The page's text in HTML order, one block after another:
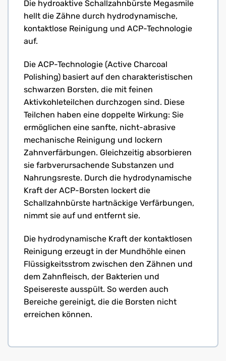
Die hydroaktive Schallzahnbürste Megasmile
hellt die Zähne durch hydrodynamische,
kontaktlose Reinigung und ACP-Technologie
auf.
Die ACP-Technologie (Active Charcoal
Polishing) basiert auf den charakteristischen
schwarzen Borsten, die mit feinen
Aktivkohleteilchen durchzogen sind. Diese
Teilchen haben eine doppelte Wirkung: Sie
ermöglichen eine sanfte, nicht-abrasive
mechanische Reinigung und lockern
Zahnverfärbungen. Gleichzeitig absorbieren
sie farbverursachende Substanzen und
Nahrungsreste. Durch die hydrodynamische
Kraft der ACP-Borsten lockert die
Schallzahnbürste hartnäckige Verfärbungen,
nimmt sie auf und entfernt sie.
Die hydrodynamische Kraft der kontaktlosen
Reinigung erzeugt in der Mundhöhle einen
Flüssigkeitsstrom zwischen den Zähnen und
dem Zahnfleisch, der Bakterien und
Speisereste ausspült. So werden auch
Bereiche gereinigt, die die Borsten nicht
erreichen können.